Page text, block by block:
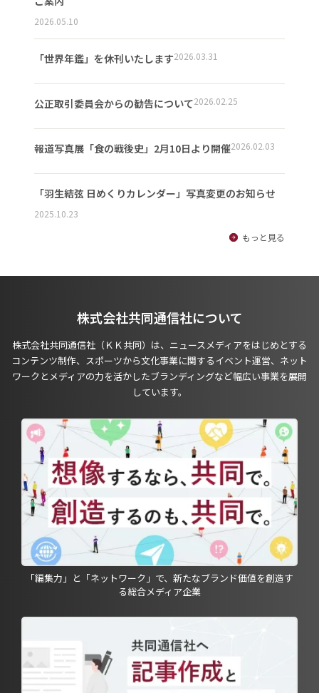
2026.05.10
「世界年鑑」を休刊いたします2026.03.31
公正取引委員会からの勧告について2026.02.25
報道写真展「食の戦後史」2月10日より開催2026.02.03
「羽生結弦 日めくりカレンダー」写真変更のお知らせ
2025.10.23
もっと見る
株式会社共同通信社について
株式会社共同通信社（ＫＫ共同）は、ニュースメディアをはじめとする
コンテンツ制作、スポーツから文化事業に関するイベント運営、ネット
ワークとメディアの力を活かしたブランディングなど幅広い事業を展開
しています。
「編集力」と「ネットワーク」で、新たなブランド価値を創造す
る総合メディア企業